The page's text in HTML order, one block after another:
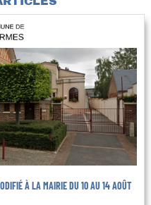
À LA MAIRIE DU 10 AU 14 AOÛT